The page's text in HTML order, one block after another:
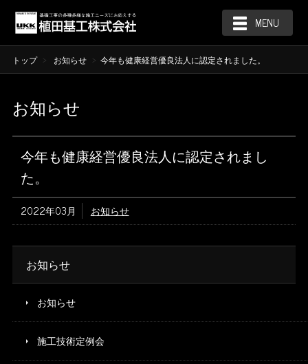
MENU
トップ お知らせ 今年も健康経営優良法人に認定されました。
お知らせ
今年も健康経営優良法人に認定されまし
た。
2022年03月 お知らせ
お知らせ
お知らせ
施工技術定例会